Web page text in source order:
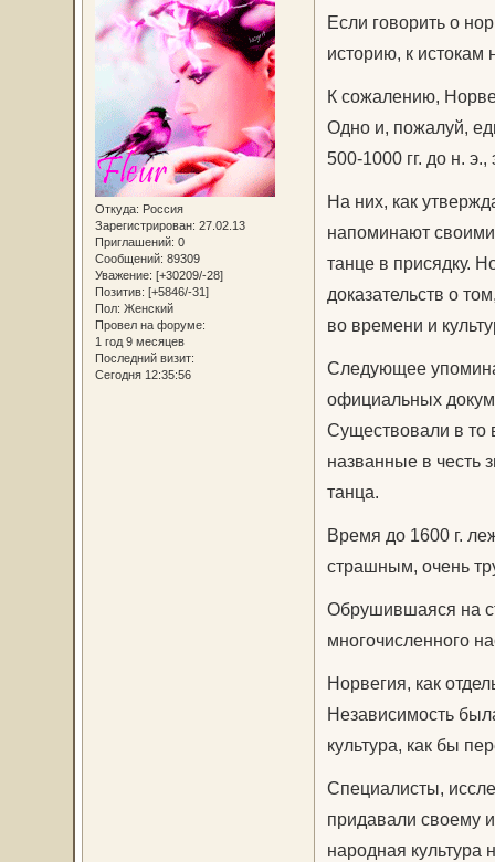
Откуда: Россия
Зарегистрирован: 27.02.13
Приглашений: 0
Сообщений: 89309
Уважение: [+30209/-28]
Позитив: [+5846/-31]
Пол: Женский
Провел на форуме:
1 год 9 месяцев
Последний визит:
Сегодня 12:35:56
Если говорить о
историю, к истокам
К сожалению,
Одно и, пожалуй,
500-1000 гг. до н.
На них, как
напоминают
танце в присядку.
доказательств о
во времени и
Следующее
официальных
Существовали в то
названные в честь
танца.
Время до 1600 г.
страшным, очень
Обрушившаяся на
многочисленного
Норвегия, как
Независимость
культура, как бы
Специалисты,
придавали своему
народная культура